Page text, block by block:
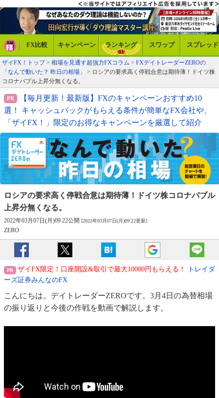
FX比較 キャンペーン ランキング スワップ スプレッド
ザイFX！トップ> 相場を見通す超強力FXコラム > FXデイトレーダーZEROの
「なんで動いた？ 昨日の相場」
> ロシアの要求高く停戦合意は期待薄！ドイツ株
コロナバブル上昇分無くなる。
【毎月更新！最新版】FXのキャンペーンおすすめ10
選！ キャッシュバックがもらえる条件が簡単なFX会社や、
「ザイFX！」限定のお得なキャンペーンを厳選して紹介
ロシアの要求高く停戦合意は期待薄！
ドイツ株コロナバブル
上昇分無くなる。
2022年03月07日(月)09:22公開 [2022年03月07日(月)09:22更新]
ZERO
ザイFX限定！口座開設&取引で最大10000円もらえる！
トレイダ
ーズ証券みんなのFX
こんにちは。デイトレーダーZEROです。3月4日の為替相場
の振り返りと今後の作戦を動画で解説します。